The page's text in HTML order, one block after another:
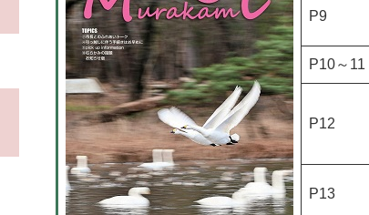
P9
P10～11
P12
P13